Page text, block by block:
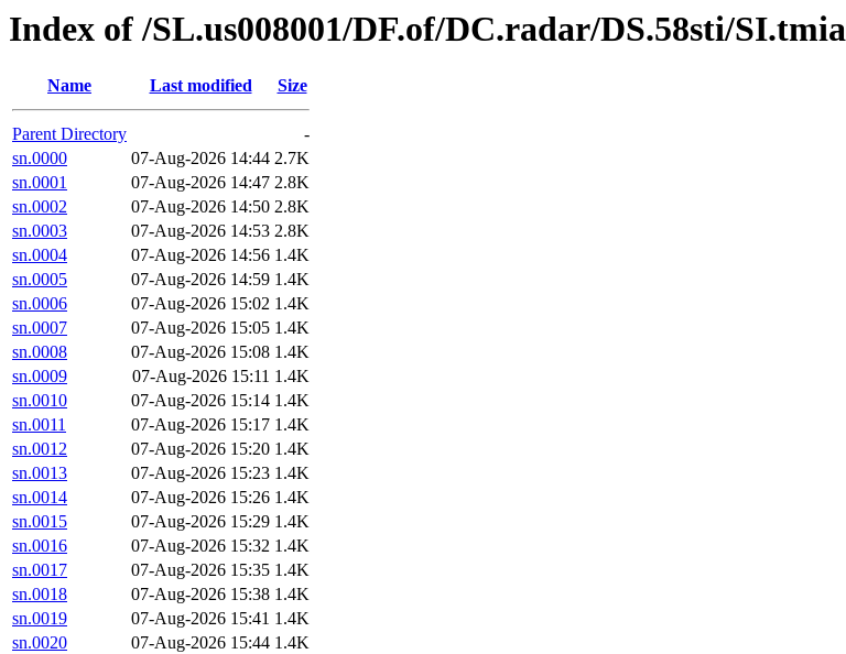
Index of /SL.us008001/DF.of/DC.radar/DS.58sti/SI.tmia
Name Last modified Size
Parent Directory
-
sn.0000
07-Aug-2026 14:44 2.7K
sn.0001
07-Aug-2026 14:47 2.8K
sn.0002
07-Aug-2026 14:50 2.8K
sn.0003
07-Aug-2026 14:53 2.8K
sn.0004
07-Aug-2026 14:56 1.4K
sn.0005
07-Aug-2026 14:59 1.4K
sn.0006
07-Aug-2026 15:02 1.4K
sn.0007
07-Aug-2026 15:05 1.4K
sn.0008
07-Aug-2026 15:08 1.4K
sn.0009
07-Aug-2026 15:11 1.4K
sn.0010
07-Aug-2026 15:14 1.4K
sn.0011
07-Aug-2026 15:17 1.4K
sn.0012
07-Aug-2026 15:20 1.4K
sn.0013
07-Aug-2026 15:23 1.4K
sn.0014
07-Aug-2026 15:26 1.4K
sn.0015
07-Aug-2026 15:29 1.4K
sn.0016
07-Aug-2026 15:32 1.4K
sn.0017
07-Aug-2026 15:35 1.4K
sn.0018
07-Aug-2026 15:38 1.4K
sn.0019
07-Aug-2026 15:41 1.4K
sn.0020
07-Aug-2026 15:44 1.4K